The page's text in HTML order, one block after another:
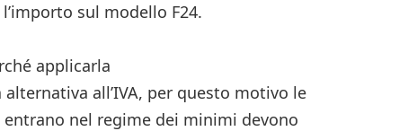
sul modello F24.
applicarla
all’IVA, per questo motivo le
nel regime dei minimi devono